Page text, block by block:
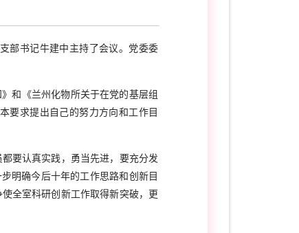
部书记牛建中主持了会议。党委委
和《兰州化物所关于在党的基层组
要求提出自己的努力方向和工作目
要认真实践，勇当先进，要充分发
明确今后十年的工作思路和创新目
全室科研创新工作取得新突破，更